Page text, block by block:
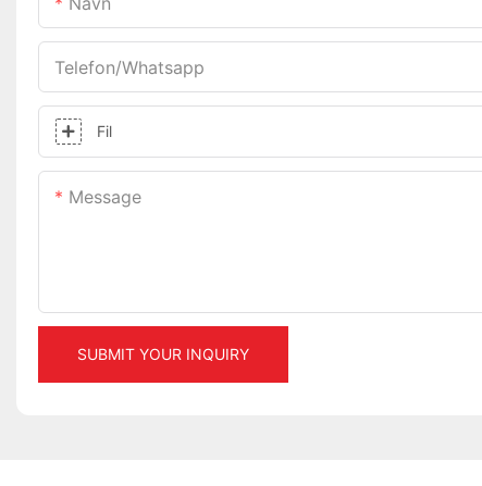
Telefon/whatsapp
Fil
Message
SUBMIT YOUR INQUIRY